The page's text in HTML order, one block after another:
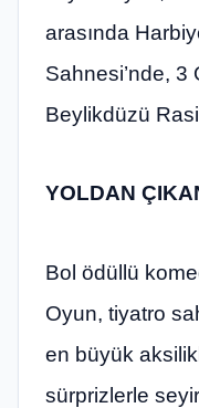
arasında
Sahnesi’nde, 3
Beylikdüzü
YOLDAN
Bol ödüllü
Oyun, tiyatro
en büyük
sürprizlerle